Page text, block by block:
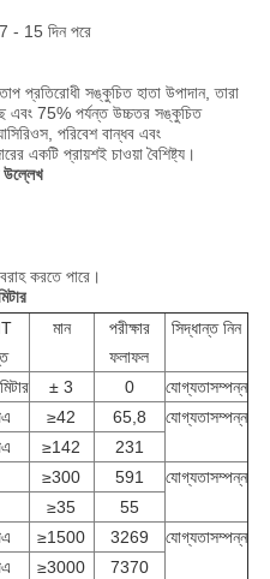
7 - 15 দিন পরে
প্রতিরোধী সঙ্কুচিত হাতা উপাদান, তারা
এবং 75% পর্যন্ত উচ্চতর সঙ্কুচিত
পরিবেশ বান্ধব এবং
একটি প্রায়শই চাওয়া বৈশিষ্ট্য।
উল্লেখ
করতে পারে।
মান
পরীক্ষার
ফলাফল
সিদ্ধান্ত নিন
± 3 0
যোগ্যতাসম্পন্ন
≥42 65,8
যোগ্যতাসম্পন্ন
≥142
231
≥300 591
যোগ্যতাসম্পন্ন
≥35
55
≥1500 3269
যোগ্যতাসম্পন্ন
≥3000
7370